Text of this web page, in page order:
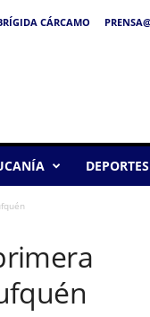
CÁRCAMO
DEPORTES